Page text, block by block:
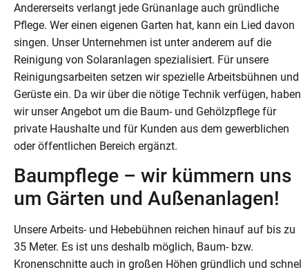
Andererseits verlangt jede Grünanlage auch gründliche
Pflege. Wer einen eigenen Garten hat, kann ein Lied davon
singen. Unser Unternehmen ist unter anderem auf die
Reinigung von Solaranlagen spezialisiert. Für unsere
Reinigungsarbeiten setzen wir spezielle Arbeitsbühnen und
Gerüste ein. Da wir über die nötige Technik verfügen, haben
wir unser Angebot um die Baum- und Gehölzpflege für
private Haushalte und für Kunden aus dem gewerblichen
oder öffentlichen Bereich ergänzt.
Baumpflege – wir kümmern uns
um Gärten und Außenanlagen!
Unsere Arbeits- und Hebebühnen reichen hinauf auf bis zu
35 Meter. Es ist uns deshalb möglich, Baum- bzw.
Kronenschnitte auch in großen Höhen gründlich und schnell